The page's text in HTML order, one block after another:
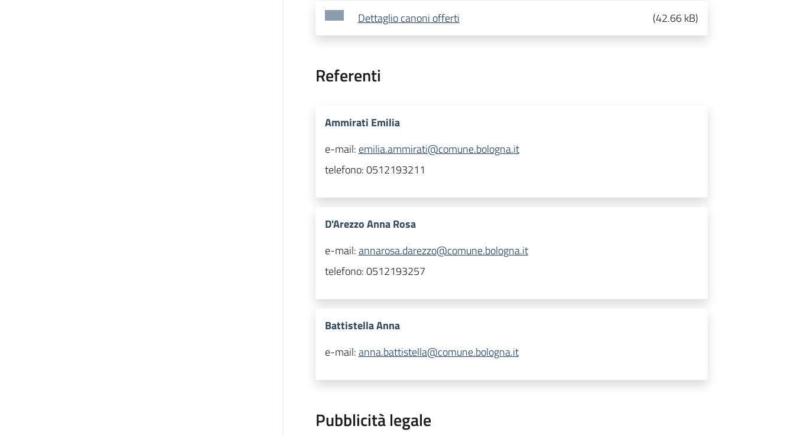
Dettaglio canoni offerti (42.66 kB)
Referenti
Ammirati Emilia
e-mail: emilia.ammirati@comune.bologna.it
telefono:0512193211
D'Arezzo Anna Rosa
e-mail:annarosa.darezzo@comune.bologna.it
telefono:0512193257
Battistella Anna
e-mail:anna.battistella@comune.bologna.it
Pubblicità legale